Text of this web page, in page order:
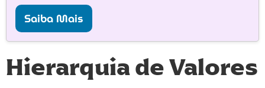
Saiba Mais
Hierarquia de Valores